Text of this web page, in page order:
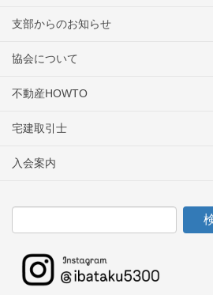
支部からのお知らせ
協会について
不動産HOWTO
宅建取引士
入会案内